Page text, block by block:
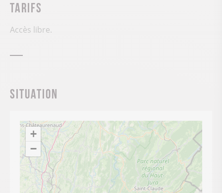
Tarifs
Accès libre.
Situation
+
−